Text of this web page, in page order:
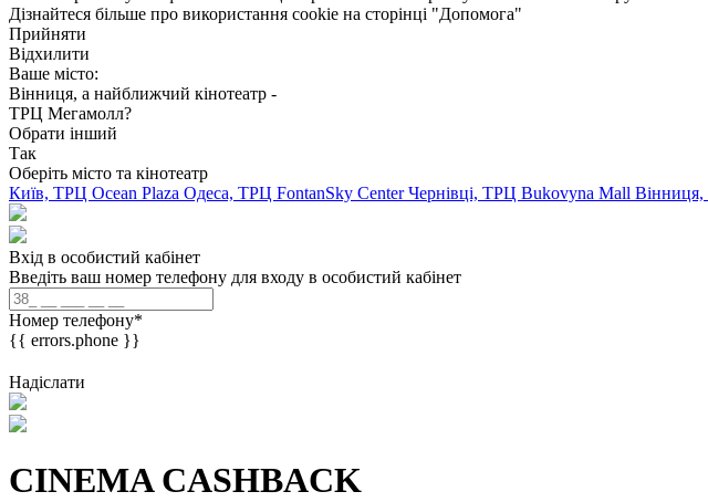
Дізнайтеся більше про використання cookie на сторінці "Допомога"
Прийняти
Відхилити
Ваше місто:
Вінниця, а найближчий кінотеатр -
ТРЦ Мегамолл?
Обрати інший
Так
Оберіть місто та кінотеатр
Київ, ТРЦ Ocean Plaza Одеса, ТРЦ FontanSky CenterЧернівці, ТРЦ Bukovyna Mall
Вхід в особистий кабінет
Введіть ваш номер телефону для входу в особистий кабінет
Номер телефону*
{{ errors.phone }}
Надіслати
CINEMA CASHBACK